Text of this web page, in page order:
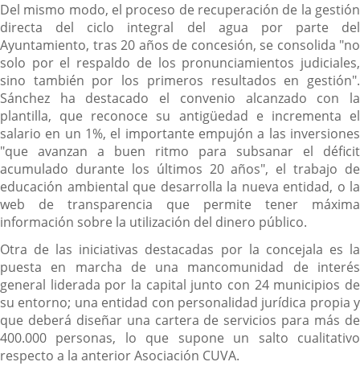
Del mismo modo, el proceso de recuperación de la gestión
directa del ciclo integral del agua por parte del
Ayuntamiento, tras 20 años de concesión, se consolida "no
solo por el respaldo de los pronunciamientos judiciales,
sino también por los primeros resultados en gestión".
Sánchez ha destacado el convenio alcanzado con la
plantilla, que reconoce su antigüedad e incrementa el
salario en un 1%, el importante empujón a las inversiones
"que avanzan a buen ritmo para subsanar el déficit
acumulado durante los últimos 20 años", el trabajo de
educación ambiental que desarrolla la nueva entidad, o la
web de transparencia que permite tener máxima
información sobre la utilización del dinero público.
Otra de las iniciativas destacadas por la concejala es la
puesta en marcha de una mancomunidad de interés
general liderada por la capital junto con 24 municipios de
su entorno; una entidad con personalidad jurídica propia y
que deberá diseñar una cartera de servicios para más de
400.000 personas, lo que supone un salto cualitativo
respecto a la anterior Asociación CUVA.